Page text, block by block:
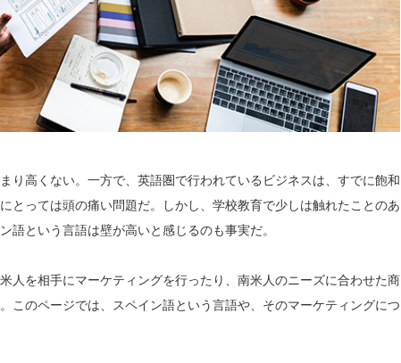
り高くない。一方で、英語圏で行われているビジネスは、すでに飽和
とっては頭の痛い問題だ。しかし、学校教育で少しは触れたことのあ
語という言語は壁が高いと感じるのも事実だ。
人を相手にマーケティングを行ったり、南米人のニーズに合わせた商
このページでは、スペイン語という言語や、そのマーケティングにつ